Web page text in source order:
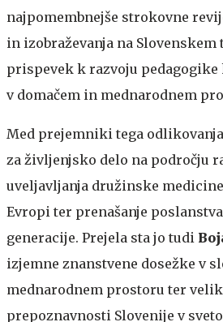
najpomembnejše strokovne
in izobraževanja na Slovenskem
prispevek k razvoju pedagogike
v domačem in mednarodnem
Med prejemniki tega
za življenjsko delo na področju
uveljavljanja družinske
Evropi ter prenašanje
generacije. Prejela sta jo tudi
izjemne znanstvene dosežke v
mednarodnem prostoru ter
prepoznavnosti Slovenije v